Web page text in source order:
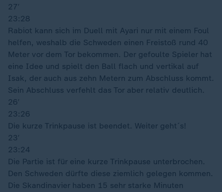
27′
23:28
Rabiot kann sich im Duell mit Ayari nur mit einem Foul
helfen, weshalb die Schweden einen Freistoß rund 40
Meter vor dem Tor bekommen. Der gefoulte Spieler hat
eine Idee und spielt den Ball flach und vertikal auf
Isak, der auch aus zehn Metern zum Abschluss kommt.
Sein Abschluss verfehlt das Tor aber relativ deutlich.
26′
23:26
Die kurze Trinkpause ist beendet. Weiter geht´s!
23′
23:24
Die Partie ist für eine kurze Trinkpause unterbrochen.
Den Schweden dürfte diese ziemlich gelegen kommen.
Die Skandinavier haben 15 sehr starke Minuten